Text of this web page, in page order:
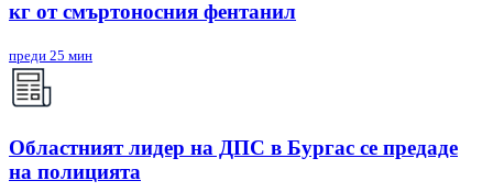
кг от смъртоносния фентанил
преди 25 мин
Областният лидер на ДПС в Бургас се предаде
на полицията